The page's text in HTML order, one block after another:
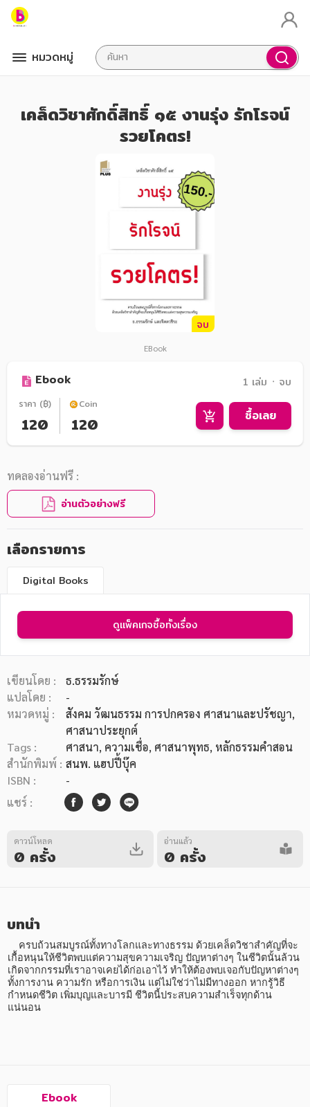
หมวดหมู่
หมวดหมู่หนังสือ
หมวดหมู่ยอดนิยม
หนังสือเสียง
โปรโมชั่นลดราคา
อาหาร สุขภาพ การแพทย์
ศิลปะ บันเทิง กีฬา ท่องเที่ยว
สังคม วัฒนธรรม การปกครอง ศาสนาและปรัชญา
ศาสนา และปรัชญา
นิตยสาร หนังสือพิมพ์
เคล็ดวิชาศักดิ์สิทธิ์ ๑๕ งานรุ่ง รักโรจน์
รวยโคตร!
จบ
EBook
Ebook 1 เล่ม ᛫ จบ
ราคา (฿)
120
Coin
120 ซื้อเลย
ทดลองอ่านฟรี :
อ่านตัวอย่างฟรี
เลือกรายการ
Digital Books
ดูแพ็คเกจซื้อทั้งเรื่อง
เขียนโดย :
ธ.ธรรมรักษ์
แปลโดย :
-
หมวดหมู่ :
สังคม วัฒนธรรม การปกครอง ศาสนาและปรัชญา,
ศาสนาประยุกต์
Tags :
ศาสนา, ความเชื่อ, ศาสนาพุทธ, หลักธรรมคำสอน
สำนักพิมพ์ : สนพ. แฮปปี้บุ๊ค
ISBN :
-
แชร์ :
ดาวน์โหลด
0 ครั้ง
อ่านแล้ว
0 ครั้ง
บทนำ
เกื้อหนุนให้ชีวิตพบแต่ความสุขความเจริญ ปัญหาต่างๆ ในชีวิตนั้นล้วน
เกิดจากกรรมที่เราอาจเคยได้ก่อเอาไว้ ทำให้ต้องพบเจอกับปัญหาต่างๆ
ทั้งการงาน ความรัก หรือการเงิน แต่ไม่ใช่ว่าไม่มีทางออก หากรู้วิธี
กำหนดชีวิต เพิ่มบุญและบารมี ชีวิตนี้ประสบความสำเร็จทุกด้าน
แน่นอน
Ebook